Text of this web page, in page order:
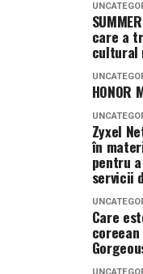
care a
cultural
Zyxel
în
pentru
servicii
Care